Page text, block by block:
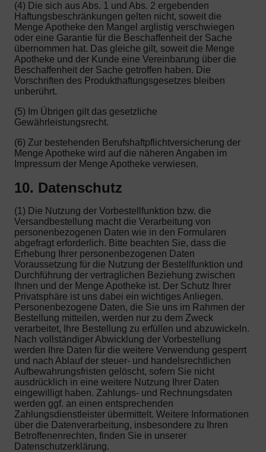
(4) Die sich aus Abs. 1 und Abs. 2 ergebenden
Haftungsbeschränkungen gelten nicht, soweit die
Menge Apotheke den Mangel arglistig verschwiegen
oder eine Garantie für die Beschaffenheit der Sache
übernommen hat. Das gleiche gilt, soweit die Menge
Apotheke und der Kunde eine Vereinbarung über die
Beschaffenheit der Sache getroffen haben. Die
Vorschriften des Produkthaftungsgesetzes bleiben
unberührt.
(5) Im Übrigen gilt das gesetzliche
Gewährleistungsrecht.
(6) Zur bestehenden Berufshaftpflichtversicherung der
Menge Apotheke wird auf die näheren Angaben im
Impressum der Menge Apotheke verwiesen.
10. Datenschutz
(1) Die Nutzung der Vorbestellfunktion bzw. die
Versandbestellung macht die Verarbeitung von
personenbezogenen Daten wie in den Formularen
abgefragt erforderlich. Bitte beachten Sie, dass die
Erhebung Ihrer personenbezogenen Daten
Voraussetzung für die Nutzung der Bestellfunktion und
Durchführung der vertraglichen Beziehung zwischen
Ihnen und der Menge Apotheke ist. Der Schutz Ihrer
Privatsphäre ist uns dabei ein wichtiges Anliegen.
Personenbezogene Daten, die Sie uns im Rahmen der
Bestellung mitteilen, werden nur zu dem Zweck
verarbeitet, Ihre Bestellung zu erfüllen und abzuwickeln.
Nach vollständiger Abwicklung der Vorbestellung
werden Ihre Daten für die weitere Verwendung gesperrt
und nach Ablauf der steuer- und handelsrechtlichen
Aufbewahrungsfristen gelöscht, sofern Sie nicht
ausdrücklich in eine weitere Nutzung Ihrer Daten
eingewilligt haben. Zahlungs- und Rechnungsdaten
werden ggf. an einen entsprechenden
Zahlungsdienstleister übermittelt. Weitere Informationen
über die Datenverarbeitung, insbesondere zu Ihren
Betroffenenrechten, finden Sie in unserer
Datenschutzerklärung.